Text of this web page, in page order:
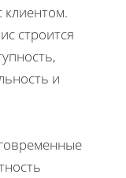
клиентом.
строится
и